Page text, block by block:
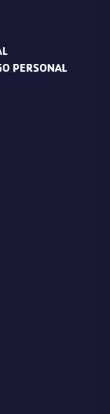
PERSONAL